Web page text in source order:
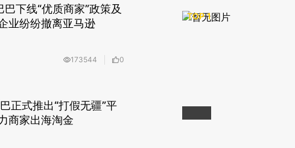
下线“优质商家”政策及
业纷纷撤离亚马逊
173544 0
正式推出“打假无疆”平
商家出海淘金